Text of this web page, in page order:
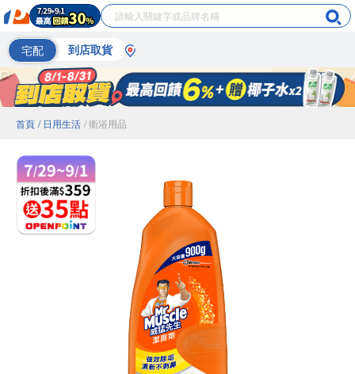
宅配 到店取貨
首頁 / 日用生活 / 衛浴用品